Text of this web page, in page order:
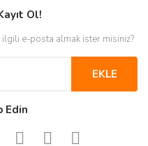
Ol!
ilgili e-posta almak ister misiniz?
EKLE
Edin